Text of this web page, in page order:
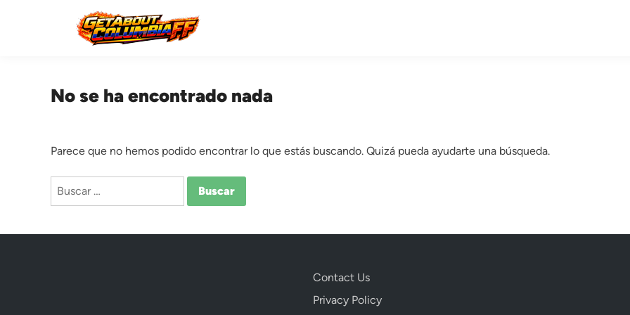
No se ha encontrado nada
Parece que no hemos podido encontrar lo que estás buscando. Quizá pueda ayudarte una búsqueda.
Buscar:
Contact Us
Privacy Policy